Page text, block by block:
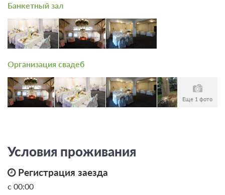
Банкетный зал
Организация свадеб
Еще 1 фото
Условия проживания
Регистрация заезда
с 00:00